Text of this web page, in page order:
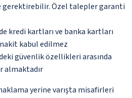
gerektirebilir. Özel talepler garanti
kredi kartları ve banka kartları
kabul edilmez
güvenlik özellikleri arasında
almaktadır
yerine varışta misafirleri